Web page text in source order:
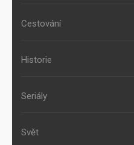
Cestování
Historie
Seriály
Svět